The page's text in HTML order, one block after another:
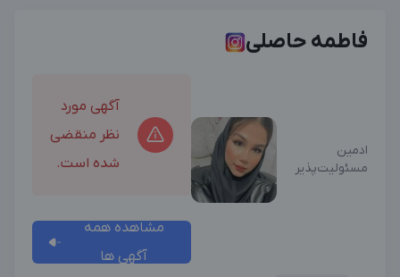
فاطمه حاصلی
ادمین
مسئولیت‌پذیر
آگهی مورد
نظر منقضی
شده است.
مشاهده همه
آگهی ها